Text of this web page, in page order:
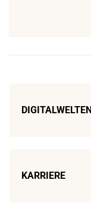
DIGITALWELTEN
KARRIERE